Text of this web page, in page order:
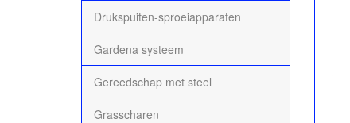
Drukspuiten-sproeiapparaten
Gardena systeem
Gereedschap met steel
Grasscharen